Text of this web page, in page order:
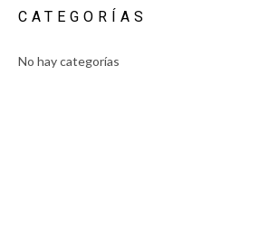
CATEGORÍAS
No hay categorías